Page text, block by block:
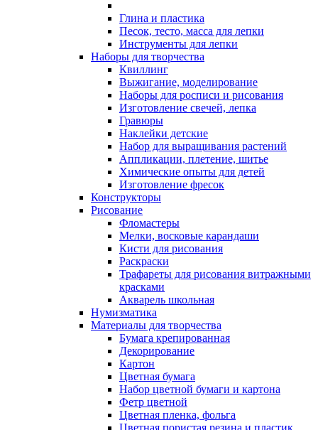
Глина и пластика
Песок, тесто, масса для лепки
Инструменты для лепки
Наборы для творчества
Квиллинг
Выжигание, моделирование
Наборы для росписи и рисования
Изготовление свечей, лепка
Гравюры
Наклейки детские
Набор для выращивания растений
Аппликации, плетение, шитье
Химические опыты для детей
Изготовление фресок
Конструкторы
Рисование
Фломастеры
Мелки, восковые карандаши
Кисти для рисования
Раскраски
Трафареты для рисования витражными
красками
Акварель школьная
Нумизматика
Материалы для творчества
Бумага крепированная
Декорирование
Картон
Цветная бумага
Набор цветной бумаги и картона
Фетр цветной
Цветная пленка, фольга